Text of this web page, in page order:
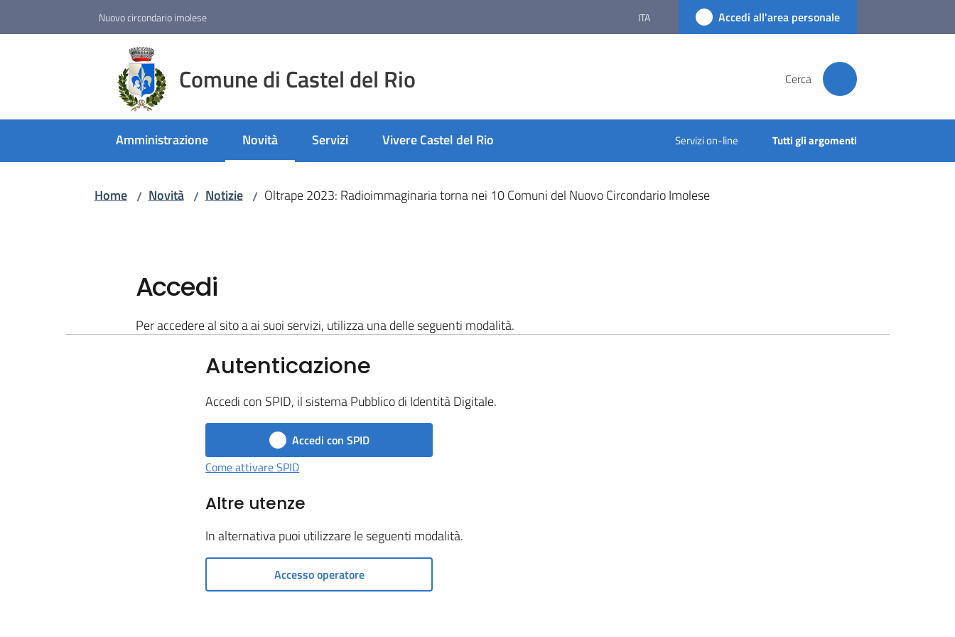
Nuovo circondario imolese ITA Accedi all'area personale
Comune di Castel del Rio Cerca
Amministrazione Novità
Menu selezionato
Servizi Vivere Castel del Rio Servizi on-line Tutti gli argomenti
Home / Novità / Notizie / Oltrape 2023: Radioimmaginaria torna nei 10 Comuni del Nuovo Circondario Imolese
Accedi
Per accedere al sito a ai suoi servizi, utilizza una delle seguenti modalità.
Autenticazione
Accedi con SPID, il sistema Pubblico di Identità Digitale.
Accedi con SPID
Come attivare SPID
Altre utenze
In alternativa puoi utilizzare le seguenti modalità.
Accesso operatore